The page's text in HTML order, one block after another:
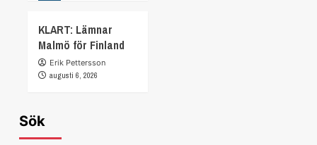
KLART: Lämnar
Malmö för Finland
Erik Pettersson
augusti 6, 2026
Sök